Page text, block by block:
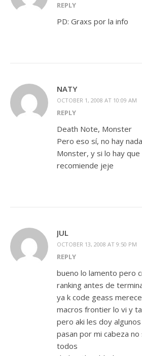
REPLY
PD: Graxs por la info
NATY
OCTOBER 1, 2008 AT 10:09 AM
REPLY
Death Note, Monster
Pero eso sí, no hay
Monster, y si lo hay que
recomiende jeje
JUL
OCTOBER 13, 2008 AT 9:50 PM
REPLY
bueno lo lamento pero
ranking antes de
ya k code geass
macros frontier lo vi y
pero aki les doy
pasan por mi cabeza
todos